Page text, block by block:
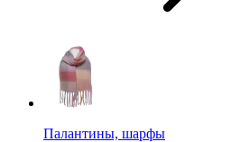
Палантины, шарфы